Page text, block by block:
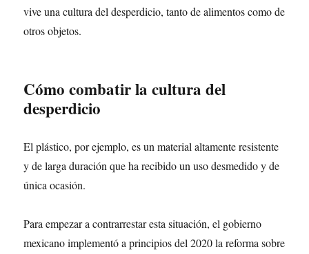
vive una cultura del desperdicio, tanto de alimentos como de
otros objetos.
Cómo combatir la cultura del
desperdicio
El plástico, por ejemplo, es un material altamente resistente
y de larga duración que ha recibido un uso desmedido y de
única ocasión.
Para empezar a contrarrestar esta situación, el gobierno
mexicano implementó a principios del 2020 la reforma sobre